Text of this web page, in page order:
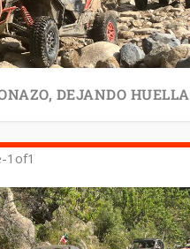
DEJANDO HUELLA